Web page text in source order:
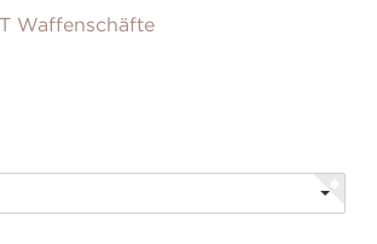
Waffenschäfte